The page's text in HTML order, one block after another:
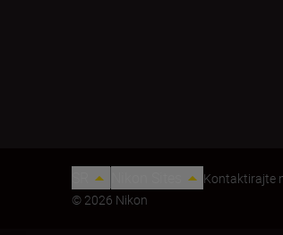
Kontaktirajte
© 2026 Nikon